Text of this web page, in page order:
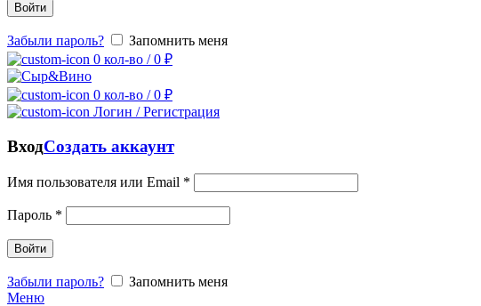
Войти
Забыли пароль?
Запомнить меня
0 кол-во / 0 ₽
0 кол-во / 0 ₽
Логин / Регистрация
ВходСоздать аккаунт
Имя пользователя или Email *
Пароль *
Войти
Забыли пароль?
Запомнить меня
Меню